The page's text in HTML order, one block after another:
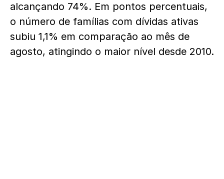
alcançando 74%. Em pontos percentuais,
o número de famílias com dívidas ativas
subiu 1,1% em comparação ao mês de
agosto, atingindo o maior nível desde 2010.